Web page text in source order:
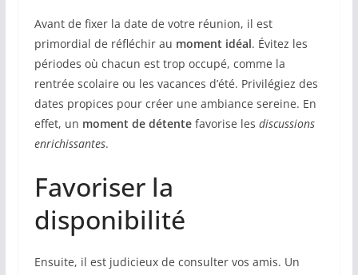
Avant de fixer la date de votre réunion, il est
primordial de réfléchir au moment idéal. Évitez les
périodes où chacun est trop occupé, comme la
rentrée scolaire ou les vacances d’été. Privilégiez des
dates propices pour créer une ambiance sereine. En
effet, un moment de détentefavorise les discussions
enrichissantes.
Favoriser la
disponibilité
Ensuite, il est judicieux de consulter vos amis. Un